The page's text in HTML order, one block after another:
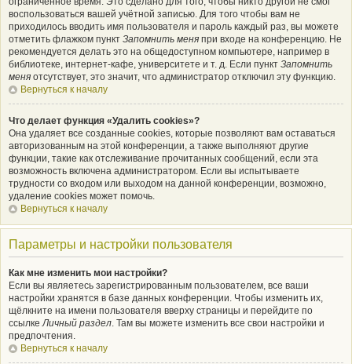
воспользоваться вашей учётной записью. Для того чтобы вам не
приходилось вводить имя пользователя и пароль каждый раз, вы можете
отметить флажком пункт Запомнить меня при входе на конференцию. Не
рекомендуется делать это на общедоступном компьютере, например в
библиотеке, интернет-кафе, университете и т. д. Если пункт Запомнить
меня отсутствует, это значит, что администратор отключил эту функцию.
Вернуться к началу
Что делает функция «Удалить cookies»?
Она удаляет все созданные cookies, которые позволяют вам оставаться
авторизованным на этой конференции, а также выполняют другие
функции, такие как отслеживание прочитанных сообщений, если эта
возможность включена администратором. Если вы испытываете
трудности со входом или выходом на данной конференции, возможно,
удаление cookies может помочь.
Вернуться к началу
Параметры и настройки пользователя
Как мне изменить мои настройки?
Если вы являетесь зарегистрированным пользователем, все ваши
настройки хранятся в базе данных конференции. Чтобы изменить их,
щёлкните на имени пользователя вверху страницы и перейдите по
ссылкеЛичный раздел. Там вы можете изменить все свои настройки и
предпочтения.
Вернуться к началу